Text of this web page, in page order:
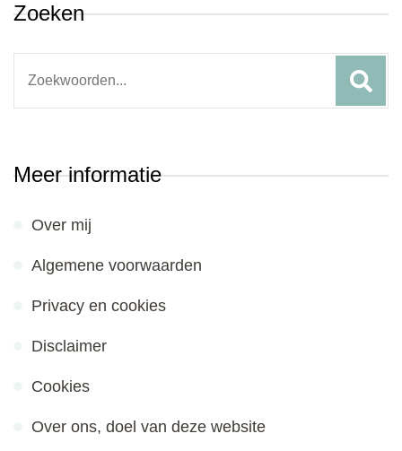
Zoeken
Meer informatie
Over mij
Algemene voorwaarden
Privacy en cookies
Disclaimer
Cookies
Over ons, doel van deze website